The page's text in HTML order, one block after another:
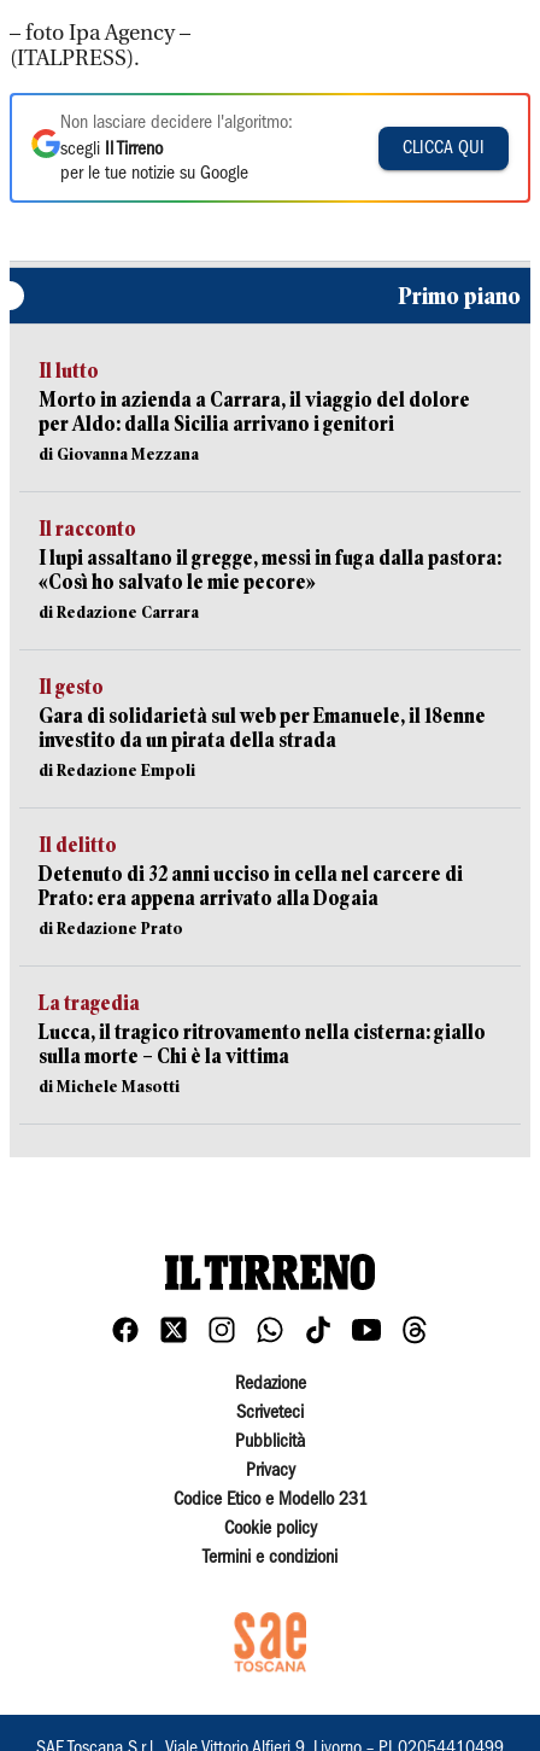
– foto Ipa Agency –
(ITALPRESS).
Non lasciare decidere l'algoritmo:
scegli
Il Tirreno
per le tue notizie su Google
CLICCA QUI
Primo piano
Il lutto
Morto in azienda a Carrara, il viaggio del dolore
per Aldo: dalla Sicilia arrivano i genitori
di Giovanna Mezzana
Il racconto
I lupi assaltano il gregge, messi in fuga dalla pastora:
«Così ho salvato le mie pecore»
di Redazione Carrara
Il gesto
Gara di solidarietà sul web per Emanuele, il 18enne
investito da un pirata della strada
di Redazione Empoli
Il delitto
Detenuto di 32 anni ucciso in cella nel carcere di
Prato: era appena arrivato alla Dogaia
di Redazione Prato
La tragedia
Lucca, il tragico ritrovamento nella cisterna: giallo
sulla morte – Chi è la vittima
di Michele Masotti
Redazione
Scriveteci
Pubblicità
Privacy
Codice Etico e Modello 231
Cookie policy
Termini e condizioni